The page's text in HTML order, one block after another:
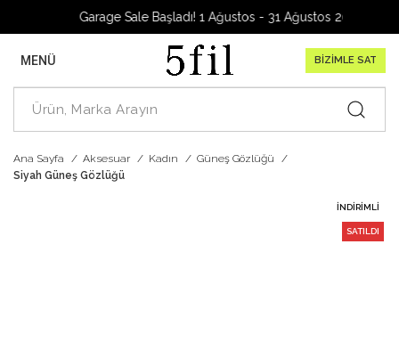
Garage Sale Başladı! 1 Ağustos - 31 Ağustos 2026
MENÜ BİZİMLE SAT
Ana Sayfa Aksesuar Kadın
Güneş Gözlüğü
Siyah Güneş Gözlüğü
İNDIRIMLI
SATILDI